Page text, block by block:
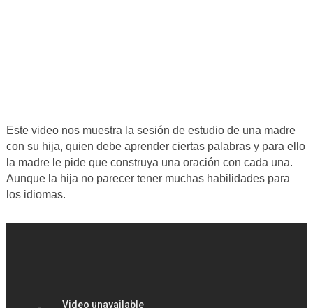
Este video nos muestra la sesión de estudio de una madre
con su hija, quien debe aprender ciertas palabras y para ello
la madre le pide que construya una oración con cada una.
Aunque la hija no parecer tener muchas habilidades para
los idiomas.